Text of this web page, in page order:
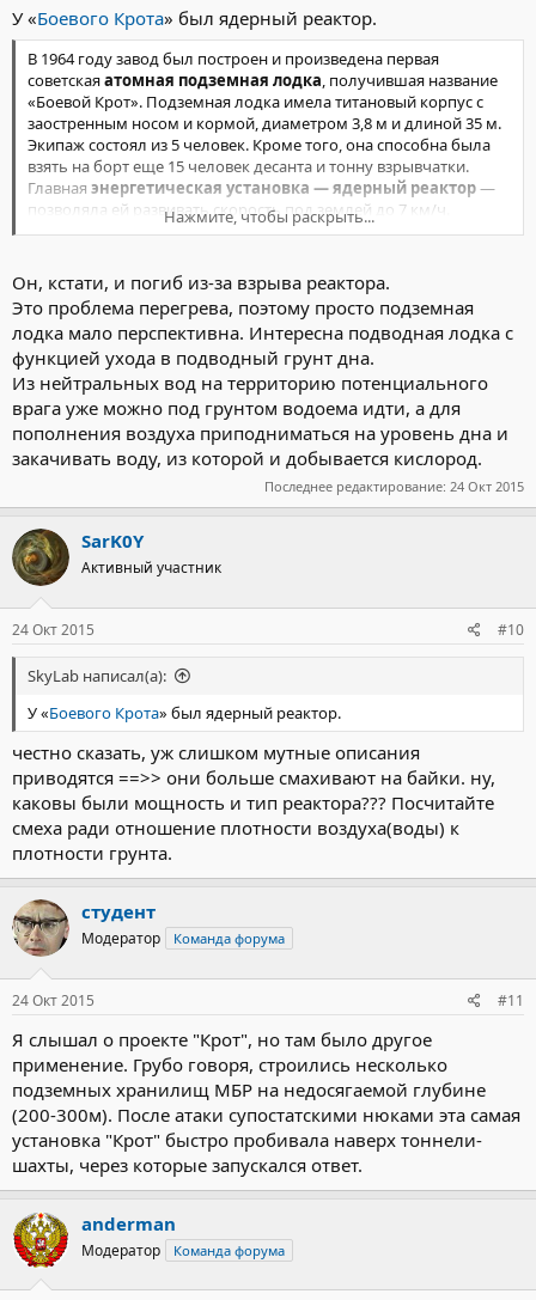
https://ru.wikipedia.org/wiki/Подземная_лодка
У «Боевого Крота» был ядерный реактор.
В 1964 году завод был построен и произведена первая
советскаяатомная подземная лодка, получившая название
«Боевой Крот». Подземная лодка имела титановый корпус с
заостренным носом и кормой, диаметром 3,8 м и длиной 35 м.
Экипаж состоял из 5 человек. Кроме того, она способна была
взять на борт еще 15 человек десанта и тонну взрывчатки.
Главная энергетическая установка — ядерный реактор—
позволяла ей развивать скорость под землей до 7 км/ч.
http://topwar.ru/888-podzemnye-lodki.html
Нажмите, чтобы раскрыть...
Он, кстати, и погиб из-за взрыва реактора.
Это проблема перегрева, поэтому просто подземная
лодка мало перспективна. Интересна подводная лодка с
функцией ухода в подводный грунт дна.
Из нейтральных вод на территорию потенциального
врага уже можно под грунтом водоема идти, а для
пополнения воздуха приподниматься на уровень дна и
закачивать воду, из которой и добывается кислород.
Последнее редактирование: 24 Окт 2015
SarK0Y
Активный участник
24 Окт 2015 #10
SkyLab написал(а):
У «Боевого Крота» был ядерный реактор.
честно сказать, уж слишком мутные описания
приводятся ==>> они больше смахивают на байки. ну,
каковы были мощность и тип реактора??? Посчитайте
смеха ради отношение плотности воздуха(воды) к
плотности грунта.
студент
Модератор Команда форума
24 Окт 2015 #11
Я слышал о проекте "Крот", но там было другое
применение. Грубо говоря, строились несколько
подземных хранилищ МБР на недосягаемой глубине
(200-300м). После атаки супостатскими нюками эта самая
установка "Крот" быстро пробивала наверх тоннели-
шахты, через которые запускался ответ.
anderman
Модератор Команда форума